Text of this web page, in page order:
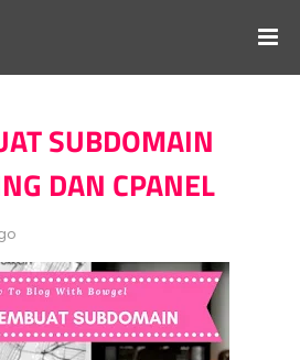
SUBDOMAIN
DAN CPANEL